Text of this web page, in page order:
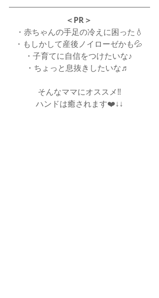
＜PR＞
・赤ちゃんの手足の冷えに困った💧
・もしかして産後ノイローゼかも💦
・子育てに自信をつけたいな♪
・ちょっと息抜きしたいな♬
そんなママにオススメ‼️
ハンドは癒されます❤️↓↓